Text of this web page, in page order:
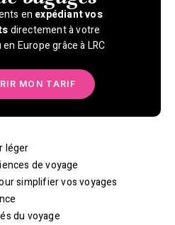
léger
de voyage
simplifier vos voyages
du voyage
en expédiant vos
directement à votre
Europe grâce à LRC
MON TARIF